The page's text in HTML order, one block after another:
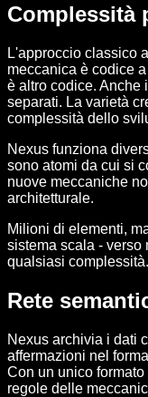
Complessità
L'approccio classico
meccanica è codice
è altro codice. Anche
separati. La varietà
complessità dello
Nexus funziona
sono atomi da cui si
nuove meccaniche
architetturale.
Milioni di elementi,
sistema scala - verso
qualsiasi complessità.
Rete
Nexus archivia i dati
affermazioni nel
Con un unico
regole delle